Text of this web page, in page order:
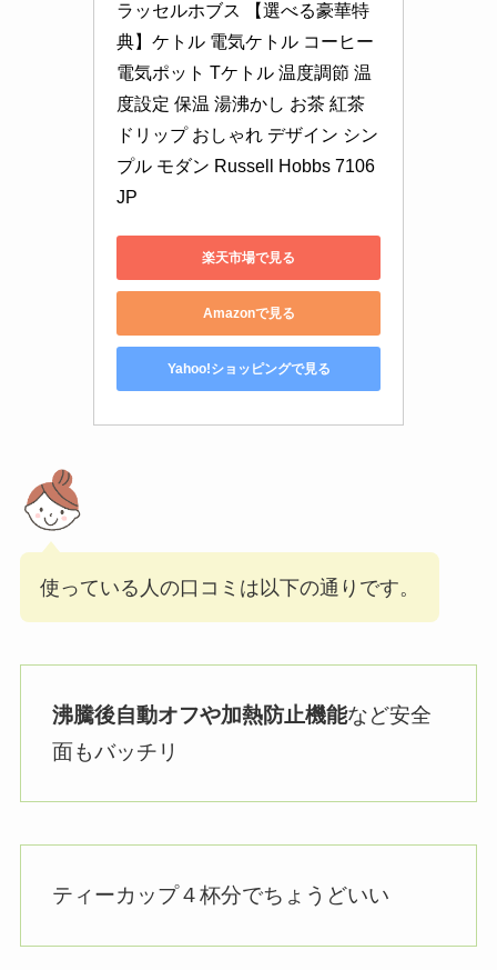
ラッセルホブス 【選べる豪華特
典】ケトル 電気ケトル コーヒー
電気ポット Tケトル 温度調節 温
度設定 保温 湯沸かし お茶 紅茶
ドリップ おしゃれ デザイン シン
プル モダン Russell Hobbs 7106
JP
楽天市場で見る
Amazonで見る
Yahoo!ショッピングで見る
使っている人の口コミは以下の通りです。
沸騰後自動オフや加熱防止機能など安全
面もバッチリ
ティーカップ４杯分でちょうどいい